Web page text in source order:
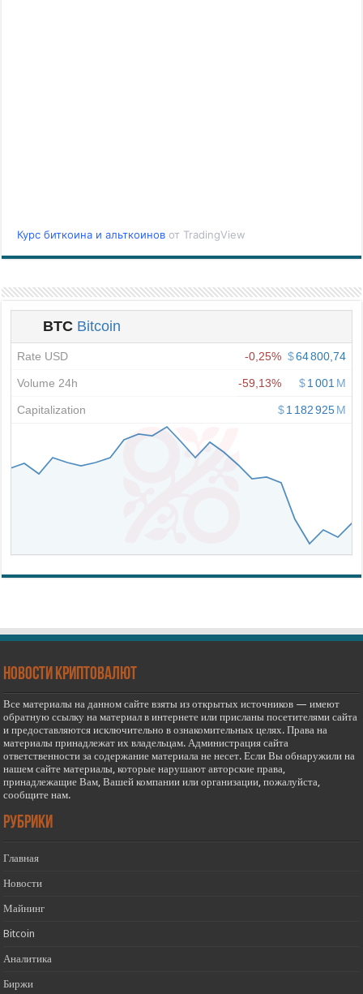
Курс биткоина и альткоинов от TradingView
новости криптовалют
Все материалы на данном сайте взяты из открытых источников — имеют
обратную ссылку на материал в интернете или присланы посетителями сайта
и предоставляются исключительно в ознакомительных целях. Права на
материалы принадлежат их владельцам. Администрация сайта
ответственности за содержание материала не несет. Если Вы обнаружили на
нашем сайте материалы, которые нарушают авторские права,
принадлежащие Вам, Вашей компании или организации, пожалуйста,
сообщите нам.
РУБРИКИ
Главная
Новости
Майнинг
Bitcoin
Аналитика
Биржи